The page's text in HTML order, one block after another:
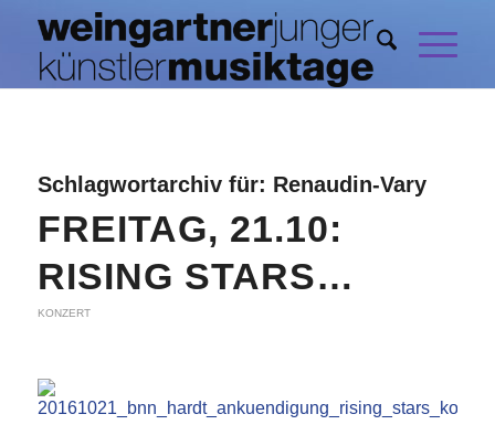
Schlagwortarchiv für: Renaudin-Vary
FREITAG, 21.10:
RISING STARS…
KONZERT